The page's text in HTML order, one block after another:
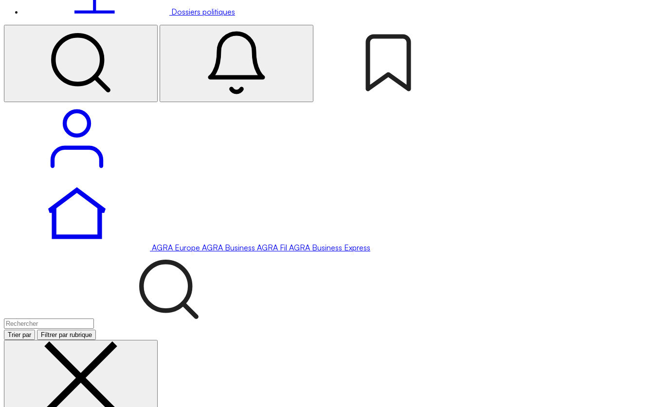
Dossiers politiques
AGRA Europe AGRA Business AGRA Fil AGRA Business Express
Trier par Filtrer par rubrique